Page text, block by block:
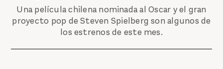
Una película chilena nominada al Oscar y el gran
proyecto pop de Steven Spielberg son algunos de
los estrenos de este mes.